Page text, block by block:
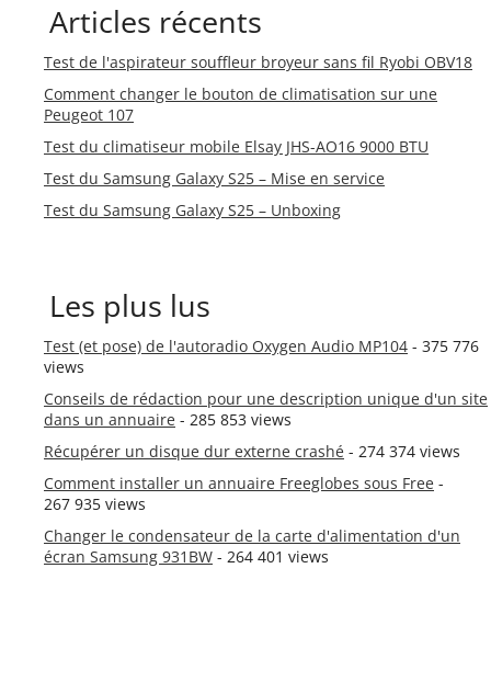
Articles récents
Test de l'aspirateur souffleur broyeur sans fil Ryobi OBV18
Comment changer le bouton de climatisation sur une
Peugeot 107
Test du climatiseur mobile Elsay JHS-AO16 9000 BTU
Test du Samsung Galaxy S25 – Mise en service
Test du Samsung Galaxy S25 – Unboxing
Les plus lus
Test (et pose) de l'autoradio Oxygen Audio MP104 - 375 776
views
Conseils de rédaction pour une description unique d'un site
dans un annuaire - 285 853 views
Récupérer un disque dur externe crashé - 274 374 views
Comment installer un annuaire Freeglobes sous Free -
267 935 views
Changer le condensateur de la carte d'alimentation d'un
écran Samsung 931BW - 264 401 views